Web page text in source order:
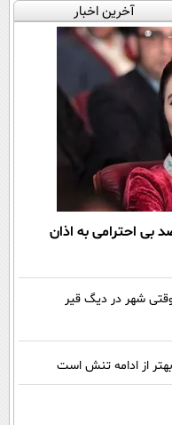
آخرین اخبار
بی احترامی به اذان
/ وقتی شهر در دیگ قیر
از ادامه تنش است